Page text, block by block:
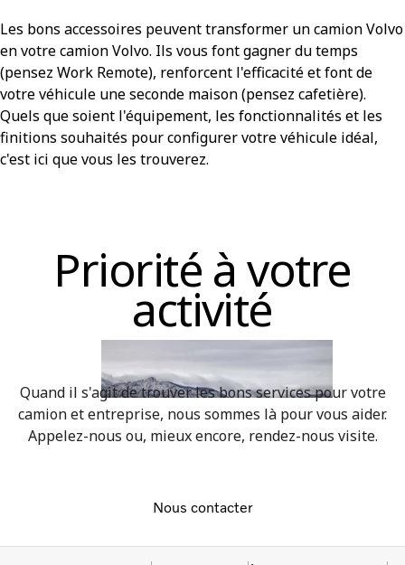
Les bons accessoires peuvent transformer un camion Volvo
en votre camion Volvo. Ils vous font gagner du temps
(pensez Work Remote), renforcent l'efficacité et font de
votre véhicule une seconde maison (pensez cafetière).
Quels que soient l'équipement, les fonctionnalités et les
finitions souhaités pour configurer votre véhicule idéal,
c'est ici que vous les trouverez.
Priorité à votre
activité
Quand il s'agit de trouver les bons services pour votre
camion et entreprise, nous sommes là pour vous aider.
Appelez-nous ou, mieux encore, rendez-nous visite.
Nous contacter